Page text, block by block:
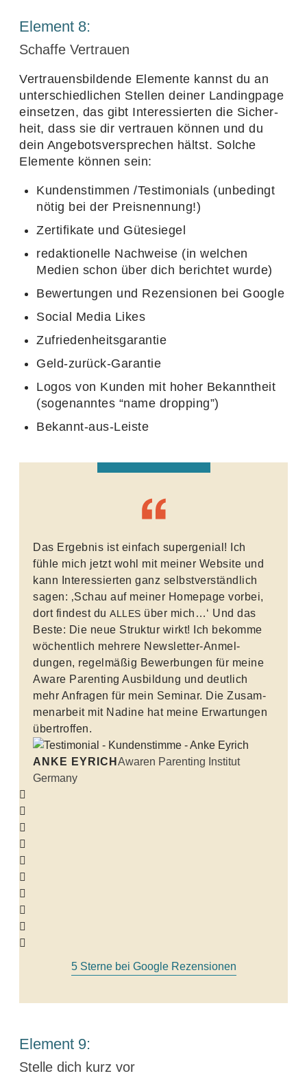
Element 8:
Schaffe Vertrauen
Vertrau­ens­bil­dende Elemente kannst du an
unter­schied­li­chen Stellen deiner Landing­page
einsetzen, das gibt Inter­es­sierten die Sicher­
heit, dass sie dir vertrauen können und du
dein Ange­bots­ver­spre­chen hältst. Solche
Elemente können sein:
Kunden­stimmen /​Testi­mo­nials (unbe­dingt
nötig bei der Preisnennung!)
Zerti­fi­kate und Gütesiegel
redak­tio­nelle Nach­weise (in welchen
Medien schon über dich berichtet wurde)
Bewer­tungen und Rezen­sionen bei Google
Social Media Likes
Zufrie­den­heits­ga­rantie
Geld-zurück-Garantie
Logos von Kunden mit hoher Bekannt­heit
(soge­nanntes “name dropping”)
Bekannt-aus-Leiste
Das Ergebnis ist einfach super­ge­nial! Ich
fühle mich jetzt wohl mit meiner Website und
kann Inter­es­sierten ganz selbst­ver­ständ­lich
sagen: ‚Schau auf meiner Home­page vorbei,
dort findest du ALLES über mich…‘ Und das
Beste: Die neue Struktur wirkt! Ich bekomme
wöchent­lich mehrere News­letter-Anmel­
dungen, regel­mäßig Bewer­bungen für meine
Aware Paren­ting Ausbil­dung und deut­lich
mehr Anfragen für mein Seminar. Die Zusam­
men­ar­beit mit Nadine hat meine Erwar­tungen
übertroffen.
ANKE EYRICH Awaren Paren­ting Institut
Germany
5Sterne bei Google Rezensionen
Element 9:
Stelle dich kurz vor